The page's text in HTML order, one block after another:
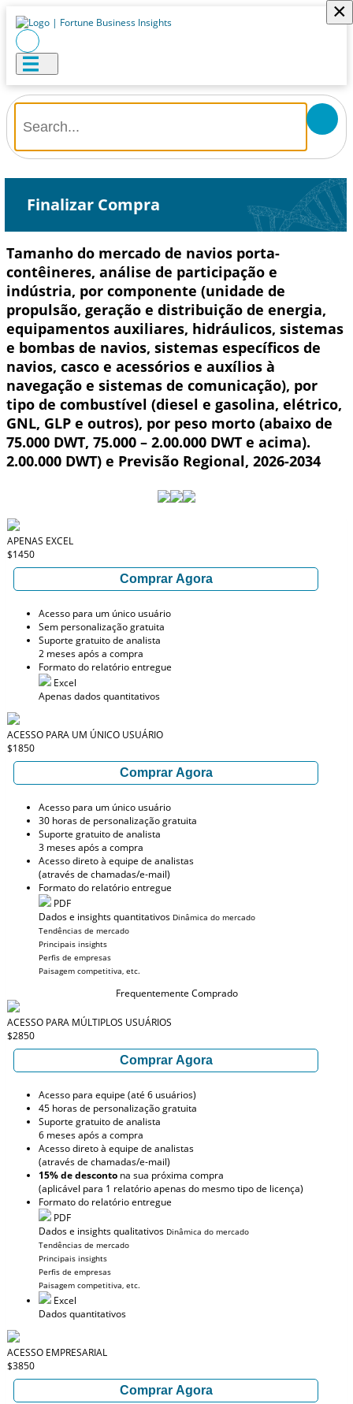
×
Finalizar Compra
Tamanho do mercado de navios porta-
contêineres, análise de participação e
indústria, por componente (unidade de
propulsão, geração e distribuição de energia,
equipamentos auxiliares, hidráulicos, sistemas
e bombas de navios, sistemas específicos de
navios, casco e acessórios e auxílios à
navegação e sistemas de comunicação), por
tipo de combustível (diesel e gasolina, elétrico,
GNL, GLP e outros), por peso morto (abaixo de
75.000 DWT, 75.000 – 2.00.000 DWT e acima).
2.00.000 DWT) e Previsão Regional, 2026-2034
APENAS EXCEL
$1450
Comprar Agora
Acesso para um único usuário
Sem personalização gratuita
Suporte gratuito de analista
2 meses após a compra
Formato do relatório entregue
Excel
Apenas dados quantitativos
ACESSO PARA UM ÚNICO USUÁRIO
$1850
Comprar Agora
Acesso para um único usuário
30 horas de personalização gratuita
Suporte gratuito de analista
3 meses após a compra
Acesso direto à equipe de analistas
(através de chamadas/e-mail)
Formato do relatório entregue
PDF
Dados e insights quantitativos Dinâmica do mercado
Tendências de mercado
Principais insights
Perfis de empresas
Paisagem competitiva, etc.
Frequentemente Comprado
ACESSO PARA MÚLTIPLOS USUÁRIOS
$2850
Comprar Agora
Acesso para equipe (até 6 usuários)
45 horas de personalização gratuita
Suporte gratuito de analista
6 meses após a compra
Acesso direto à equipe de analistas
(através de chamadas/e-mail)
15% de desconto na sua próxima compra
(aplicável para 1 relatório apenas do mesmo tipo de licença)
Formato do relatório entregue
PDF
Dados e insights qualitativos Dinâmica do mercado
Tendências de mercado
Principais insights
Perfis de empresas
Paisagem competitiva, etc.
Excel
Dados quantitativos
ACESSO EMPRESARIAL
$3850
Comprar Agora